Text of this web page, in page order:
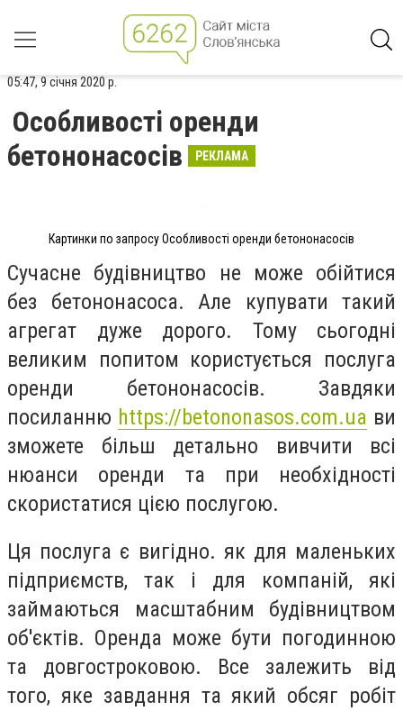
05:47, 9 січня 2020 р.
Особливості оренди
бетононасосів
РЕКЛАМА
Картинки по запросу Особливості оренди бетононасосів
Сучасне будівництво не може обійтися
без бетононасоса. Але купувати такий
агрегат дуже дорого. Тому сьогодні
великим попитом користується послуга
оренди бетононасосів. Завдяки
посиланню https://betononasos.com.ua ви
зможете більш детально вивчити всі
нюанси оренди та при необхідності
скористатися цією послугою.
Ця послуга є вигідно. як для маленьких
підприємств, так і для компаній, які
займаються масштабним будівництвом
об'єктів. Оренда може бути погодинною
та довгостроковою. Все залежить від
того, яке завдання та який обсяг робіт